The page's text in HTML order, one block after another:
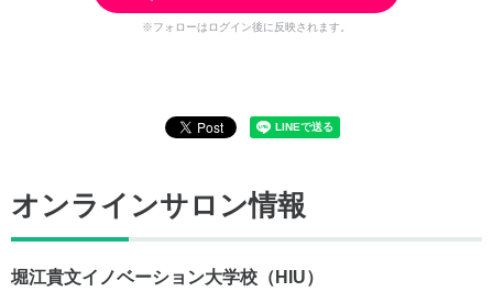
※フォローはログイン後に反映されます。
オンラインサロン情報
堀江貴文イノベーション大学校（HIU）